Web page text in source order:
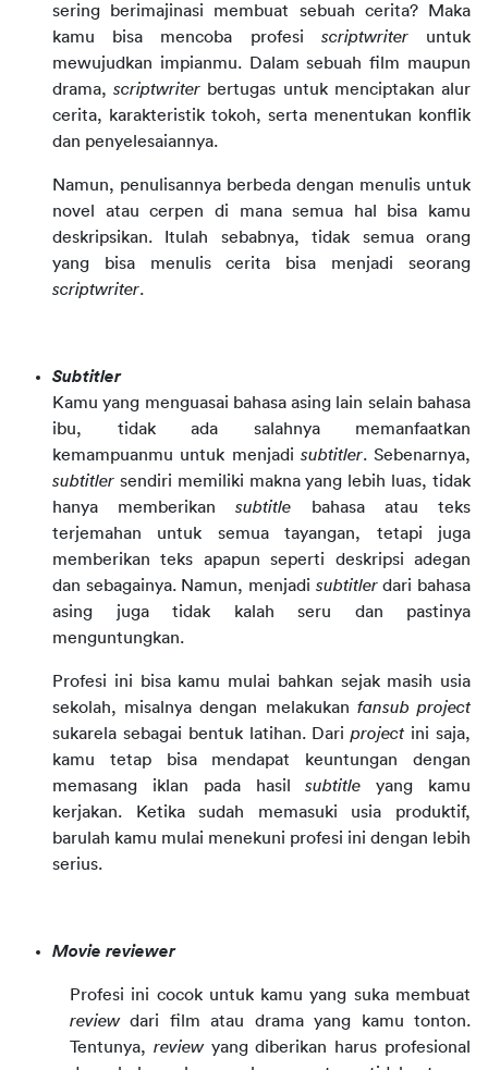
sering berimajinasi membuat sebuah cerita? Maka
kamu bisa mencoba profesi scriptwriteruntuk
mewujudkan impianmu. Dalam sebuah film maupun
drama,scriptwriter bertugas untuk menciptakan alur
cerita, karakteristik tokoh, serta menentukan konflik
dan penyelesaiannya.
Namun, penulisannya berbeda dengan menulis untuk
novel atau cerpen di mana semua hal bisa kamu
deskripsikan. Itulah sebabnya, tidak semua orang
yang bisa menulis cerita bisa menjadi seorang
scriptwriter.
Subtitler
Kamu yang menguasai bahasa asing lain selain bahasa
ibu, tidak ada salahnya memanfaatkan
kemampuanmu untuk menjadi subtitler. Sebenarnya,
subtitler sendiri memiliki makna yang lebih luas, tidak
hanya memberikansubtitle bahasa atau teks
terjemahan untuk semua tayangan, tetapi juga
memberikan teks apapun seperti deskripsi adegan
dan sebagainya. Namun, menjadi subtitlerdari bahasa
asing juga tidak kalah seru dan pastinya
menguntungkan.
Profesi ini bisa kamu mulai bahkan sejak masih usia
sekolah, misalnya dengan melakukan fansub project
sukarela sebagai bentuk latihan. Dariproject ini saja,
kamu tetap bisa mendapat keuntungan dengan
memasang iklan pada hasilsubtitleyang kamu
kerjakan. Ketika sudah memasuki usia produktif,
barulah kamu mulai menekuni profesi ini dengan lebih
serius.
Movie reviewer
review dari film atau drama yang kamu tonton.
Tentunya, review yang diberikan harus profesional